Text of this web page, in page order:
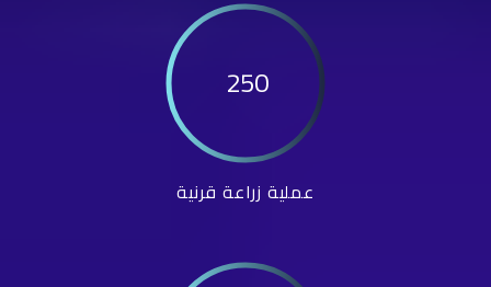
250
عملية زراعة قرنية